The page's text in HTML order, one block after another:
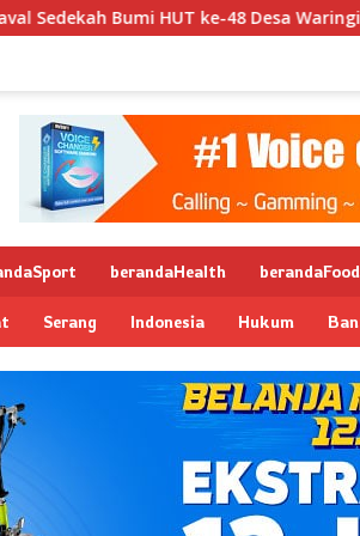
48 Desa Waringinsari, Wakil Wali Kota
berandaHealth berandaFood
Serang Indonesia Hukum